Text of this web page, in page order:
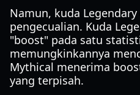
Namun, kuda
pengecualian. Kuda
"boost" pada satu
memungkinkannya
Mythical menerima
yang terpisah.